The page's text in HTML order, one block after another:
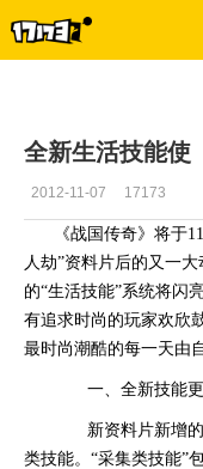
全新生活技能使
2012-11-07 17173
《战国传奇》将于
人劫”资料片后的又一
的“生活技能”系统将闪
有追求时尚的玩家欢欣
最时尚潮酷的每一天由
一、全新技能更
新资料片新增的“
类技能。“采集类技能”